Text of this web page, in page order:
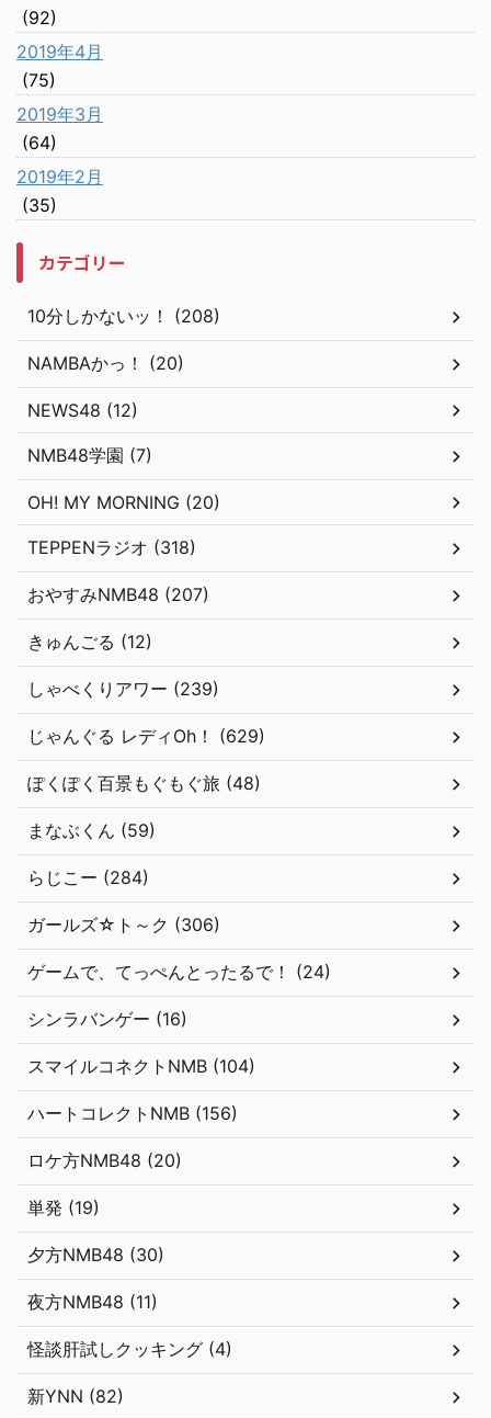
(92)
2019年4月
(75)
2019年3月
(64)
2019年2月
(35)
カテゴリー
10分しかないッ！ (208)
NAMBAかっ！ (20)
NEWS48 (12)
NMB48学園 (7)
OH! MY MORNING (20)
TEPPENラジオ (318)
おやすみNMB48 (207)
きゅんごる (12)
しゃべくりアワー (239)
じゃんぐる レディOh！ (629)
ぽくぽく百景もぐもぐ旅 (48)
まなぶくん (59)
らじこー (284)
ガールズ☆ト～ク (306)
ゲームで、てっぺんとったるで！ (24)
シンラバンゲー (16)
スマイルコネクトNMB (104)
ハートコレクトNMB (156)
ロケ方NMB48 (20)
単発 (19)
夕方NMB48 (30)
夜方NMB48 (11)
怪談肝試しクッキング (4)
新YNN (82)